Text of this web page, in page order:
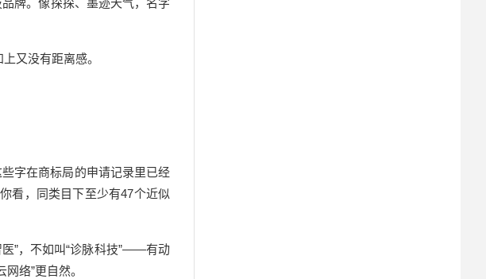
牌。像探探、墨迹天气，名字
又没有距离感。
字在商标局的申请记录里已经
看，同类目下至少有47个近似
医”，不如叫“诊脉科技”——有动
络”更自然。